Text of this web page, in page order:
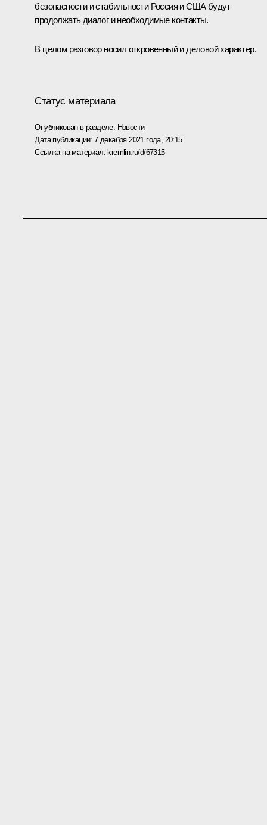
безопасности и стабильности Россия и США будут
продолжать диалог и необходимые контакты.
В целом разговор носил откровенный и деловой характер.
Статус материала
Опубликован в разделе: Новости
Дата публикации:7 декабря 2021 года, 20:15
Ссылка на материал: kremlin.ru/d/67315